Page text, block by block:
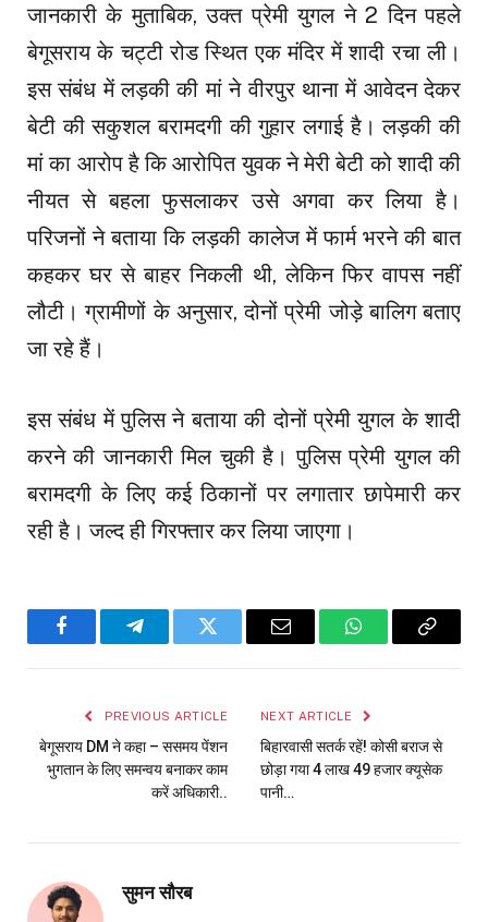
जानकारी के मुताबिक, उक्त प्रेमी युगल ने 2 दिन पहले
बेगूसराय के चट्टी रोड स्थित एक मंदिर में शादी रचा ली।
इस संबंध में लड़की की मां ने वीरपुर थाना में आवेदन देकर
बेटी की सकुशल बरामदगी की गुहार लगाई है। लड़की की
मां का आरोप है कि आरोपित युवक ने मेरी बेटी को शादी की
नीयत से बहला फुसलाकर उसे अगवा कर लिया है।
परिजनों ने बताया कि लड़की कालेज में फार्म भरने की बात
कहकर घर से बाहर निकली थी, लेकिन फिर वापस नहीं
लौटी। ग्रामीणों के अनुसार, दोनों प्रेमी जोड़े बालिग बताए
जा रहे हैं।
इस संबंध में पुलिस ने बताया की दोनों प्रेमी युगल के शादी
करने की जानकारी मिल चुकी है। पुलिस प्रेमी युगल की
बरामदगी के लिए कई ठिकानों पर लगातार छापेमारी कर
रही है। जल्द ही गिरफ्तार कर लिया जाएगा।
FacebookTelegramTwitter Email WhatsAppCopy
PREVIOUS ARTICLE
बेगूसराय DM ने कहा – ससमय पेंशन
भुगतान के लिए समन्वय बनाकर काम
करें अधिकारी..
NEXT ARTICLE
बिहारवासी सतर्क रहें! कोसी बराज से
छोड़ा गया 4 लाख 49 हजार क्यूसेक
पानी…
सुमन सौरब